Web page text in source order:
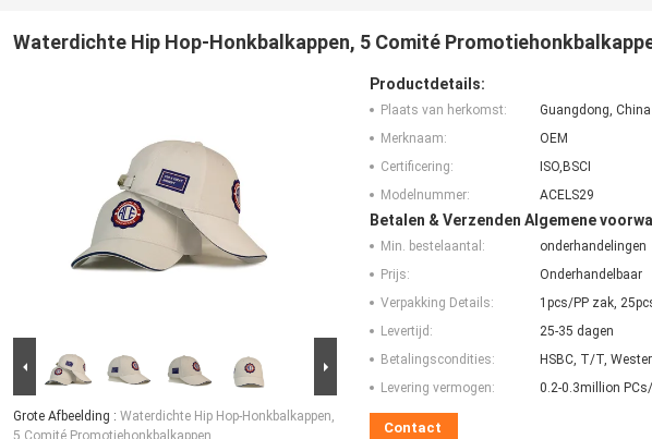
Waterdichte Hip Hop-Honkbalkappen, 5 Comité
Grote Afbeelding : Waterdichte Hip Hop-Honkbalkappen,
Productdetails:
Plaats van herkomst:
Guangdong,
Merknaam:
OEM
Certificering:
ISO,BSCI
Modelnummer:
ACELS29
Betalen & Verzenden Algemene
Min. bestelaantal:
onderhandelingen
Prijs:
Onderhandelbaar
Verpakking Details:
1pcs/PP zak,
Levertijd:
25-35 dagen
Betalingscondities:
HSBC, T/T,
Levering vermogen:
0.2-0.3million
Contact